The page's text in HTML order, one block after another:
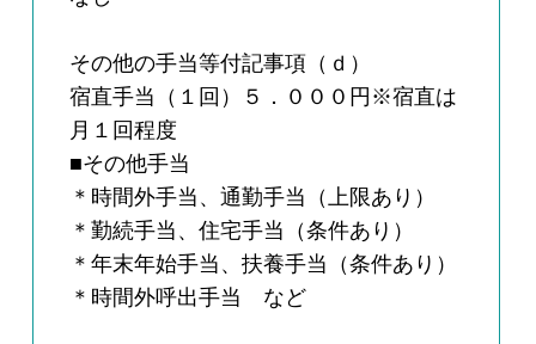
その他の手当等付記事項（ｄ）
宿直手当（１回）５．０００円※宿直は
月１回程度
■その他手当
＊時間外手当、通勤手当（上限あり）
＊勤続手当、住宅手当（条件あり）
＊年末年始手当、扶養手当（条件あり）
＊時間外呼出手当 など